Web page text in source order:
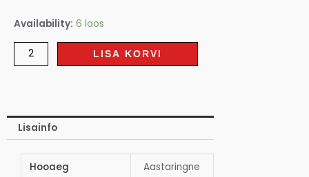
Availability: 6 laos
LISA KORVI
Lisainfo
Hooaeg Aastaringne